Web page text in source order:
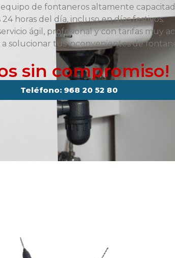
de fontaneros altamente
horas del día, incluso en días festivos.
ágil, profesional y con tarifas muy
a solucionar tus inconvenientes de
sin compromiso!
Teléfono: 968 20 52 80